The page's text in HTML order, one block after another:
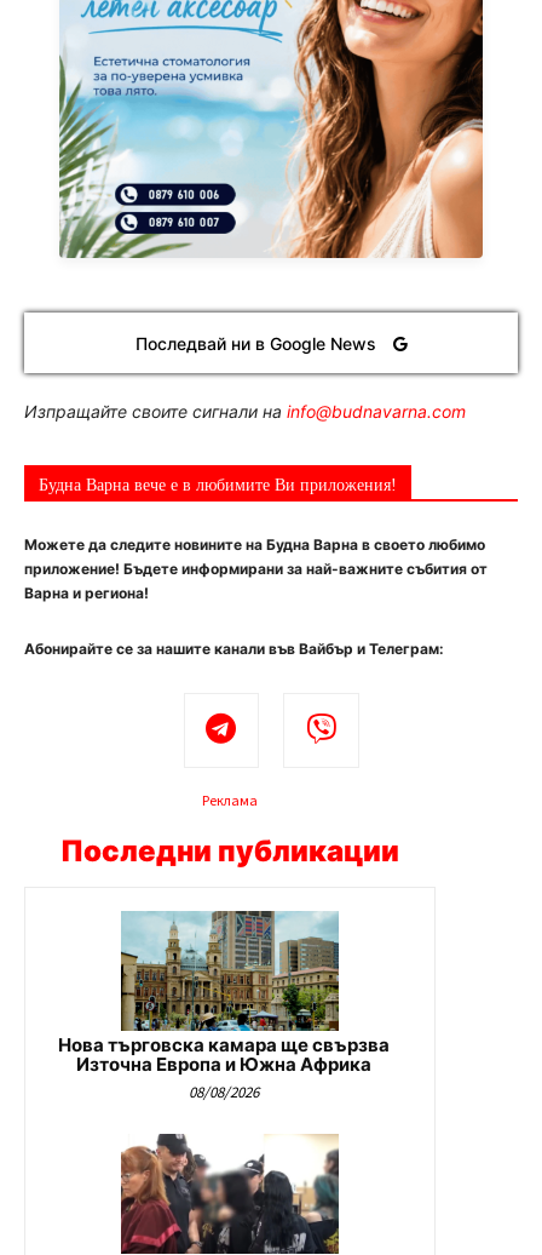
Последвай ни в Google News
Изпращайте своите сигнали на info@budnavarna.com
Будна Варна вече е в любимите Ви приложения!
Можете да следите новините на Будна Варна в своето любимо
приложение! Бъдете информирани за най-важните събития от
Варна и региона!
Абонирайте се за нашите канали във Вайбър и Телеграм:
Реклама
Последни публикации
Нова търговска камара ще свързва
Източна Европа и Южна Африка
08/08/2026